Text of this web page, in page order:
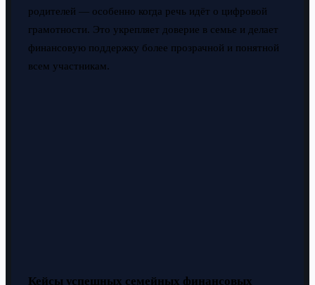
родителей — особенно когда речь идёт о цифровой
грамотности. Это укрепляет доверие в семье и делает
финансовую поддержку более прозрачной и понятной
всем участникам.
Кейсы успешных семейных финансовых